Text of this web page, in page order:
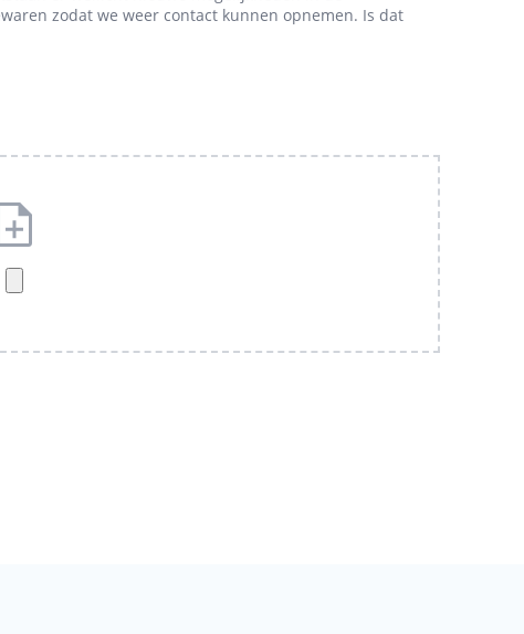
zodat we weer contact kunnen opnemen. Is dat